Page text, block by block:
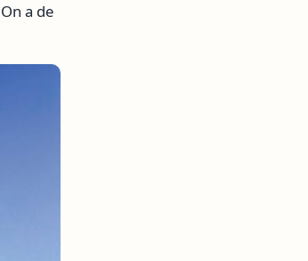
a de